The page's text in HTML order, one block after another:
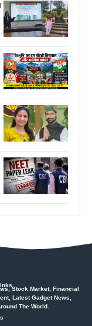
Stock Market, Financial
Latest Gadget News,
The World.